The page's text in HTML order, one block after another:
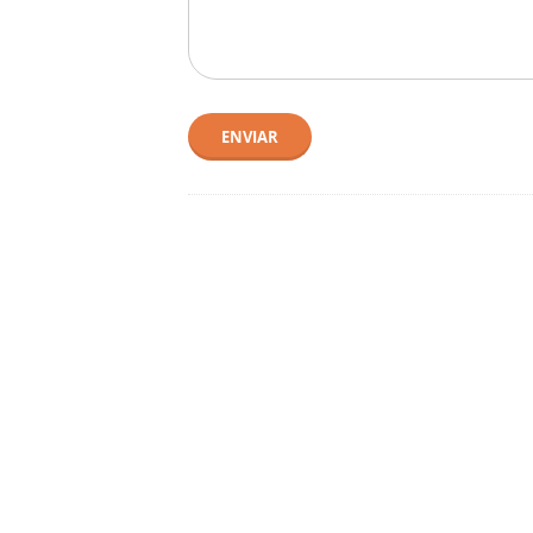
ENVIAR